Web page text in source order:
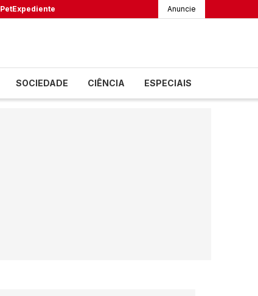
PetExpediente Anuncie
SOCIEDADE CIÊNCIA ESPECIAIS